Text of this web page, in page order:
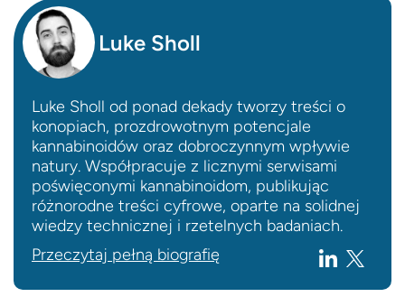
Luke Sholl
Luke Sholl od ponad dekady tworzy treści o
konopiach, prozdrowotnym potencjale
kannabinoidów oraz dobroczynnym wpływie
natury. Współpracuje z licznymi serwisami
poświęconymi kannabinoidom, publikując
różnorodne treści cyfrowe, oparte na solidnej
wiedzy technicznej i rzetelnych badaniach.
Przeczytaj pełną biografię